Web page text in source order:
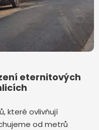
eternitových
které ovlivňují
od metrů